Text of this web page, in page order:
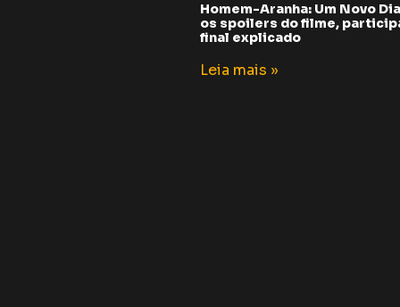
Homem-Aranha: Um Novo
os spoilers do filme,
final explicado
Leia mais »